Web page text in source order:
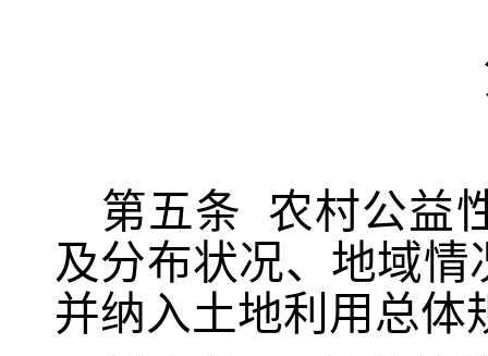
第五条
农村公益
及分布状况、地域
并纳入土地利用总体